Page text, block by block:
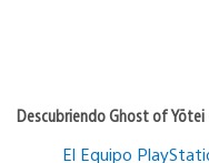
Descubriendo Ghost of
El Equipo